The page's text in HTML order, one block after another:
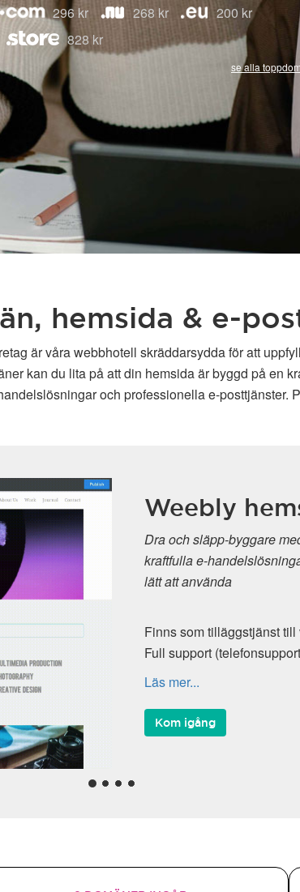
296 kr 268 kr
200 kr
828 kr
se alla
hemsida & e-
är våra webbhotell skräddarsydda för att
kan du lita på att din hemsida är byggd på en
och professionella e-posttjänster.